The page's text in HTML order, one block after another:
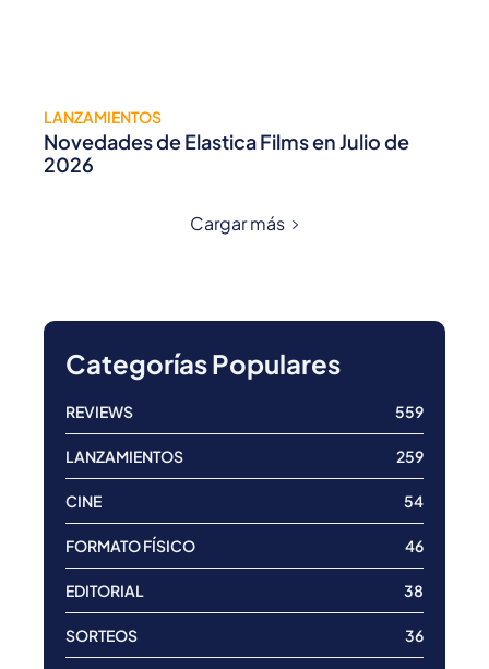
LANZAMIENTOS
Novedades de Elastica Films en Julio de
2026
Cargar más
Categorías Populares
REVIEWS 559
LANZAMIENTOS 259
CINE 54
FORMATO FÍSICO 46
EDITORIAL 38
SORTEOS 36